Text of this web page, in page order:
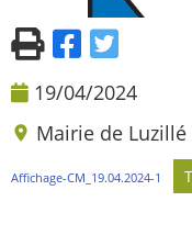
19/04/2024
Mairie de Luzillé
Affichage-CM_19.04.2024-1